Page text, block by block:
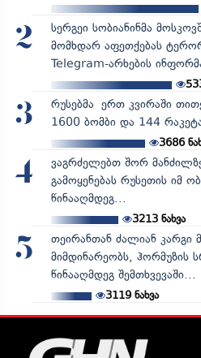
2
სერგეი სობიანინმა
მომხდარ აფეთქებას
Telegram-არხების
3
რუსებმა ერთ კვირაში
1600 ბომბი და 144
3686
4
ვაგრძელებთ შორ
გამოყენებას რუსეთის იმ
წინააღმდეგ...
3213ნახვა
5
თეირანთან ძალიან კარგი
მიმდინარეობს, ჰორმუზის
წინააღმდეგ შემთხვევაში...
3119ნახვა